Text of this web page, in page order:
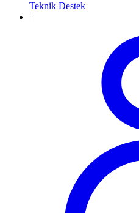
Teknik Destek